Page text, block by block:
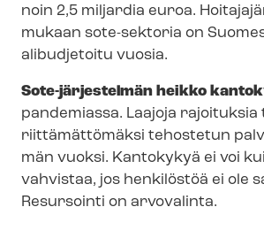
noin 2,5 miljardia euroa.
mukaan sote-sektoria on
alibudjetoitu vuosia.
Sote-järjestelmän heikko
pandemiassa. Laajoja
riittämättömäksi tehostetun
män vuoksi. Kantokykyä ei voi
vahvistaa, jos henkilöstöä ei ole
Resursointi on arvovalinta.